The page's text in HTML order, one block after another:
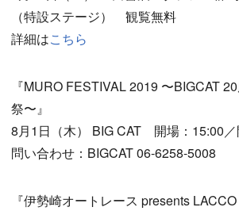
（特設ステージ） 観覧無料
詳細はこちら
『MURO FESTIVAL 2019 〜BIGCAT
祭〜』
8月1日（木） BIG CAT 開場：15:00
問い合わせ：BIGCAT 06-6258-5008
『伊勢崎オートレース presents